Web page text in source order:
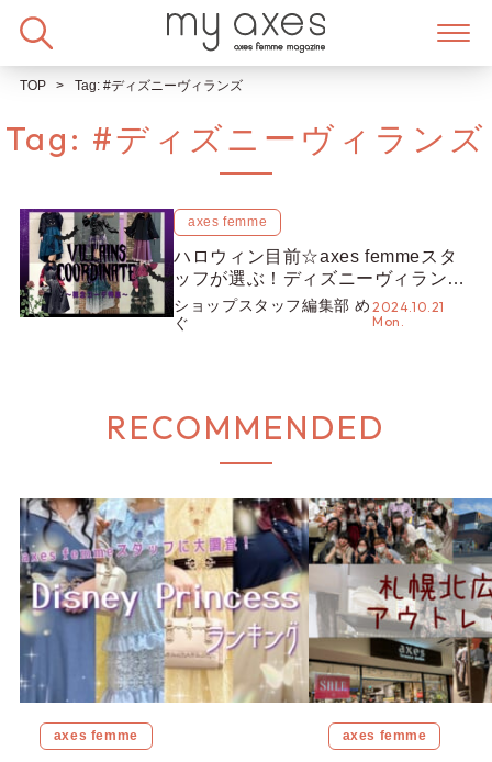
TOP Tag: #ディズニーヴィランズ
Tag: #ディズニーヴィランズ
axes femme
ハロウィン目前☆axes femmeスタ
ッフが選ぶ！ディズニーヴィランズ
人気ランキング【ショップスタッフ
編集部】
ショップスタッフ編集部 め
ぐ
2024.10.21
Mon.
RECOMMENDED
axes femme axes femme